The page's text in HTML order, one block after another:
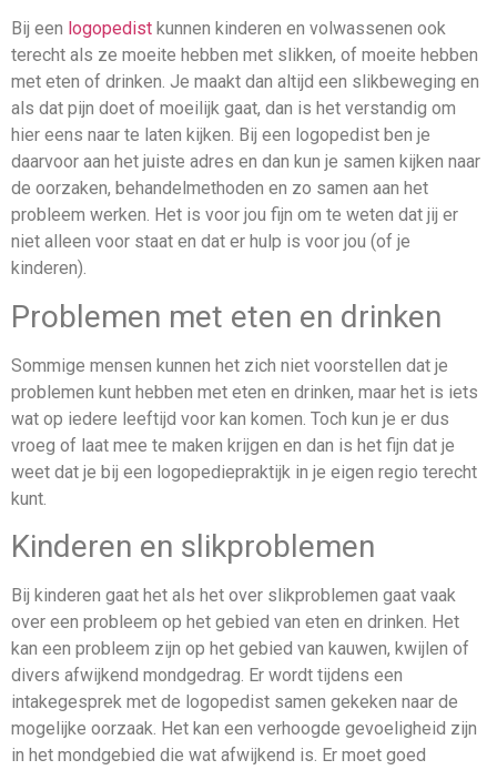
Bij een logopedist kunnen kinderen en volwassenen ook
terecht als ze moeite hebben met slikken, of moeite hebben
met eten of drinken. Je maakt dan altijd een slikbeweging en
als dat pijn doet of moeilijk gaat, dan is het verstandig om
hier eens naar te laten kijken. Bij een logopedist ben je
daarvoor aan het juiste adres en dan kun je samen kijken naar
de oorzaken, behandelmethoden en zo samen aan het
probleem werken. Het is voor jou fijn om te weten dat jij er
niet alleen voor staat en dat er hulp is voor jou (of je
kinderen).
Problemen met eten en drinken
Sommige mensen kunnen het zich niet voorstellen dat je
problemen kunt hebben met eten en drinken, maar het is iets
wat op iedere leeftijd voor kan komen. Toch kun je er dus
vroeg of laat mee te maken krijgen en dan is het fijn dat je
weet dat je bij een logopediepraktijk in je eigen regio terecht
kunt.
Kinderen en slikproblemen
Bij kinderen gaat het als het over slikproblemen gaat vaak
over een probleem op het gebied van eten en drinken. Het
kan een probleem zijn op het gebied van kauwen, kwijlen of
divers afwijkend mondgedrag. Er wordt tijdens een
intakegesprek met de logopedist samen gekeken naar de
mogelijke oorzaak. Het kan een verhoogde gevoeligheid zijn
in het mondgebied die wat afwijkend is. Er moet goed